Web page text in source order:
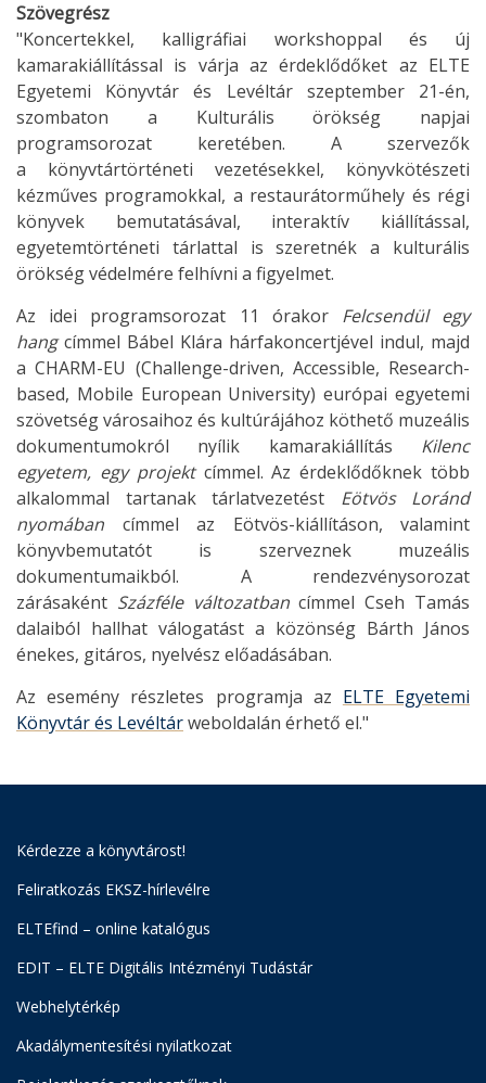
Szövegrész
"Koncertekkel, kalligráfiai workshoppal és új
kamarakiállítással is várja az érdeklődőket az ELTE
Egyetemi Könyvtár és Levéltár szeptember 21-én,
szombaton a Kulturális örökség napjai
programsorozat keretében. A szervezők
a könyvtártörténeti vezetésekkel, könyvkötészeti
kézműves programokkal, a restaurátorműhely és régi
könyvek bemutatásával, interaktív kiállítással,
egyetemtörténeti tárlattal is szeretnék a kulturális
örökség védelmére felhívni a figyelmet.
Az idei programsorozat 11 órakor Felcsendül egy
hangcímmel Bábel Klára hárfakoncertjével indul, majd
a CHARM-EU (Challenge-driven, Accessible, Research-
based, Mobile European University) európai egyetemi
szövetség városaihoz és kultúrájához köthető muzeális
dokumentumokról nyílik kamarakiállítás Kilenc
egyetem, egy projektcímmel. Az érdeklődőknek több
alkalommal tartanak tárlatvezetést Eötvös Loránd
nyomában címmel az Eötvös-kiállításon, valamint
könyvbemutatót is szerveznek muzeális
dokumentumaikból. A rendezvénysorozat
zárásaként Százféle változatbancímmel Cseh Tamás
dalaiból hallhat válogatást a közönség Bárth János
énekes, gitáros, nyelvész előadásában.
Az esemény részletes programja az ELTE Egyetemi
Könyvtár és Levéltárweboldalán érhető el."
Kérdezze a könyvtárost!
Feliratkozás EKSZ-hírlevélre
ELTEfind – online katalógus
EDIT – ELTE Digitális Intézményi Tudástár
Webhelytérkép
Akadálymentesítési nyilatkozat